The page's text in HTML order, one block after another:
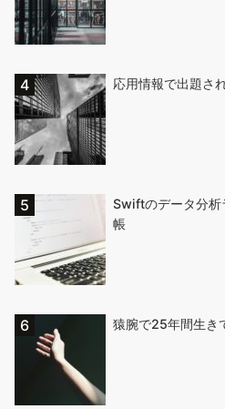
応用情報で出題さ
Swiftのデータ分析
帳
猿腕で25年間生き